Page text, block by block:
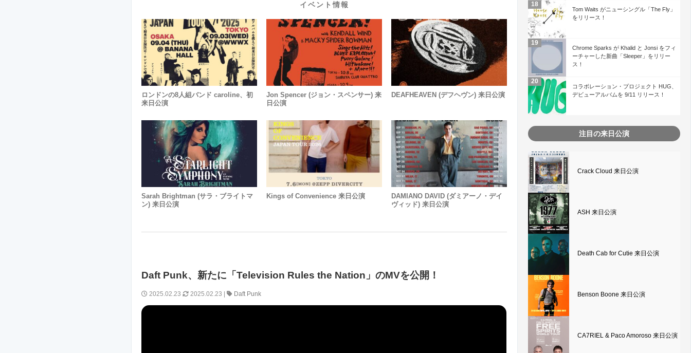
イベント情報
ロンドンの8人組バンド caroline、初
来日公演
Jon Spencer (ジョン・スペンサー) 来
日公演
DEAFHEAVEN (デフヘヴン) 来日公演
Sarah Brightman (サラ・ブライトマ
ン) 来日公演
Kings of Convenience 来日公演
DAMIANO DAVID (ダミアーノ・デイ
ヴィッド) 来日公演
Daft Punk、新たに「Television Rules the Nation」のMVを公開！
2025.02.23 2025.02.23 | Daft Punk
Tom Waits がニューシングル「The Fly」
をリリース！
Chrome Sparks が Khalid と Jonsi をフィ
ーチャーした新曲「Sleeper」をリリー
ス！
コラボレーション・プロジェクト HUG、
デビューアルバムを 9/11 リリース！
注目の来日公演
Crack Cloud 来日公演
ASH 来日公演
Death Cab for Cutie 来日公演
Benson Boone 来日公演
CA7RIEL & Paco Amoroso 来日公演